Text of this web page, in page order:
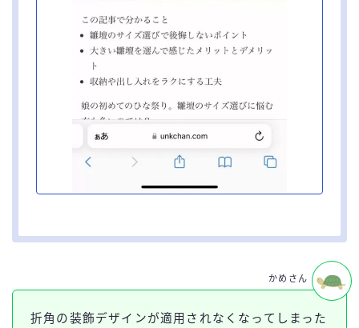
折角の装飾デザインが適用されなくなってしまった
かめさん